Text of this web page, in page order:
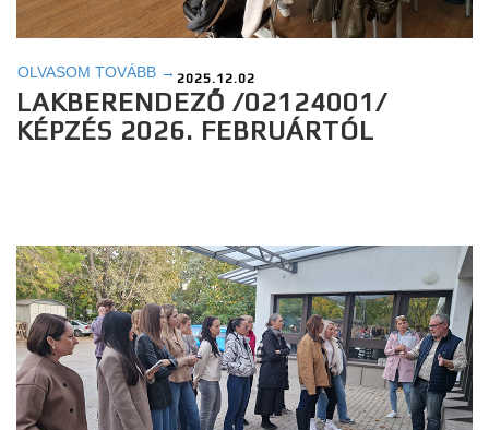
OLVASOM TOVÁBB → 2025.12.02
LAKBERENDEZŐ /02124001/
KÉPZÉS 2026. FEBRUÁRTÓL